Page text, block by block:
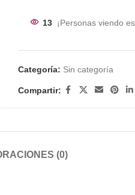
13 ¡Personas viendo
Categoría: Sin categoría
Compartir:
(0)